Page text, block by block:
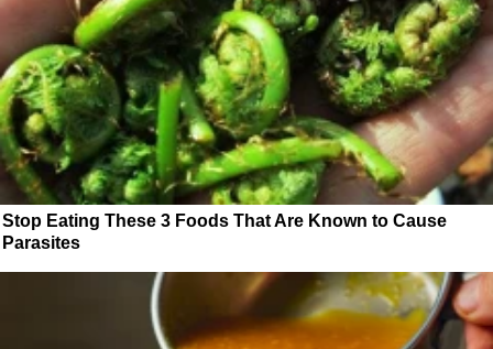
Stop Eating These 3 Foods That Are Known to Cause
Parasites